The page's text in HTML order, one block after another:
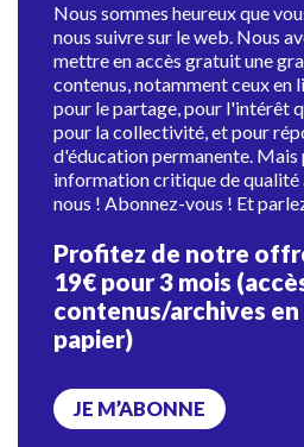
Nous sommes heureux que
nous suivre sur le web. Nous
mettre en accès gratuit une
contenus, notamment ceux en
pour le partage, pour l'intérêt
pour la collectivité, et pour
d'éducation permanente. Mais
information critique de qualité
nous ! Abonnez-vous ! Et
Profitez de notre
19€ pour 3 mois
contenus/archives
papier)
JE M’ABONNE